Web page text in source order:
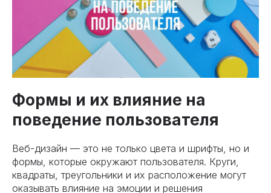
Формы и их влияние на
поведение пользователя
Веб-дизайн — это не только цвета и шрифты, но и
формы, которые окружают пользователя. Круги,
квадраты, треугольники и их расположение могут
оказывать влияние на эмоции и решения